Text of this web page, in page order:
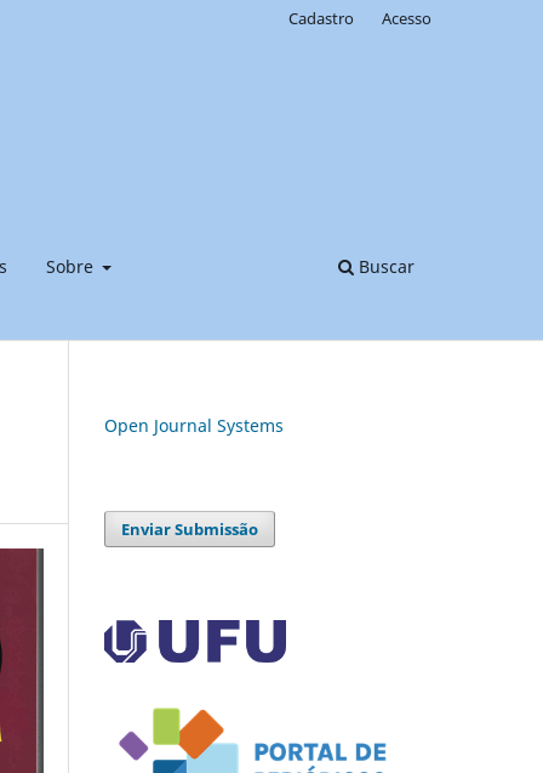
Sobre Buscar
Cadastro Acesso
Open Journal Systems
Enviar Submissão